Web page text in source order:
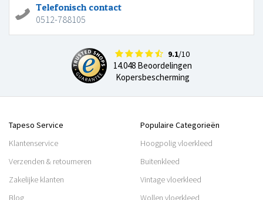
Telefonisch contact
0512-788105
9.1/10
14.048 Beoordelingen
Kopersbescherming
Tapeso Service
Klantenservice
Verzenden & retourneren
Zakelijke klanten
Blog
Populaire Categorieën
Hoogpolig vloerkleed
Buitenkleed
Vintage vloerkleed
Wollen vloerkleed